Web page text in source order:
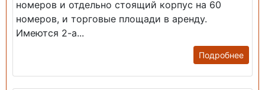
номеров и отдельно стоящий корпус на 60
номеров, и торговые площади в аренду.
Имеются 2-а...
Подробнее